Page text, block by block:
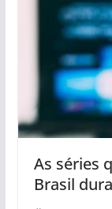
As séries
Brasil